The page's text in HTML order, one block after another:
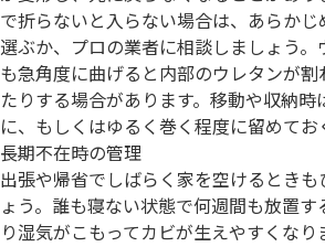
で折らないと入らない場合は、あらか
選ぶか、プロの業者に相談しましょう
も急角度に曲げると内部のウレタンが
たりする場合があります。移動や収納時
に、もしくはゆるく巻く程度に留めてお
長期不在時の管理
出張や帰省でしばらく家を空けるとき
ょう。誰も寝ない状態で何週間も放置
り湿気がこもってカビが生えやすくな